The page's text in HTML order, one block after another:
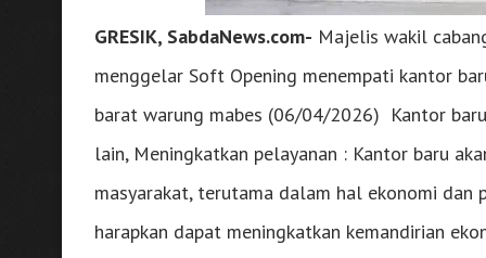
GRESIK, SabdaNews.com- Majelis wakil
menggelar Soft Opening menempati kantor
barat warung mabes (06/04/2026) Kantor
lain, Meningkatkan pelayanan : Kantor baru
masyarakat, terutama dalam hal ekonomi dan
harapkan dapat meningkatkan kemandirian